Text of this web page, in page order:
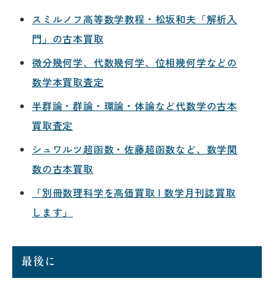
スミルノフ高等数学教程・松坂和夫「解析入
門」の古本買取
微分幾何学、代数幾何学、位相幾何学などの
数学本買取査定
半群論・群論・環論・体論など代数学の古本
買取査定
シュワルツ超函数・佐藤超函数など、数学関
数の古本買取
「別冊数理科学を高価買取 | 数学月刊誌買取
します」
最後に